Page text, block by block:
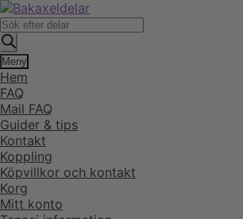
Hoppa
till
navigering
Hoppa
till
innehåll
Produktsökning
Meny
Hem
FAQ
Mail FAQ
Guider & tips
Kontakt
Koppling
Köpvillkor och kontakt
Korg
Mitt konto